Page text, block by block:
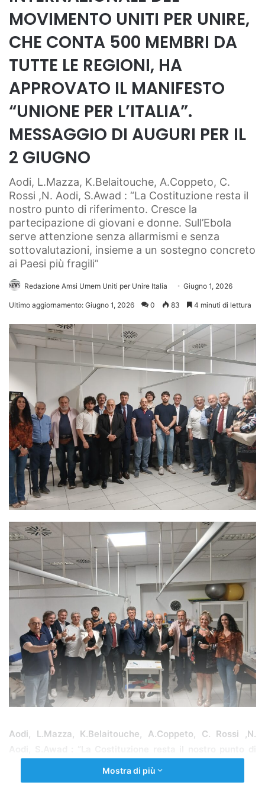
MOVIMENTO UNITI PER UNIRE,
CHE CONTA 500 MEMBRI DA
TUTTE LE REGIONI, HA
APPROVATO IL MANIFESTO
“UNIONE PER L’ITALIA”.
MESSAGGIO DI AUGURI PER IL
2 GIUGNO
Aodi, L.Mazza, K.Belaitouche, A.Coppeto, C.
Rossi ,N. Aodi, S.Awad : “La Costituzione resta il
nostro punto di riferimento. Cresce la
partecipazione di giovani e donne. Sull’Ebola
serve attenzione senza allarmismi e senza
sottovalutazioni, insieme a un sostegno concreto
ai Paesi più fragili”
Redazione Amsi Umem Uniti per Unire Italia Giugno 1, 2026
Ultimo aggiornamento: Giugno 1, 2026 0 83 4 minuti di lettura
Aodi, L.Mazza, K.Belaitouche, A.Coppeto, C. Rossi ,N.
riferimento. Cresce la partecipazione di giovani e donne.
Sull’Ebola serve attenzione senza allarmismi e senza
Mostra di più